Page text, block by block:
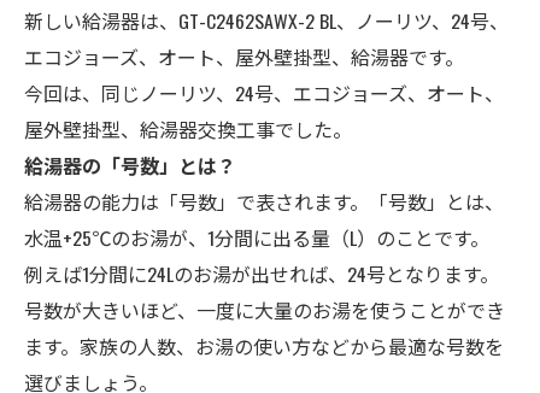
新しい給湯器は、GT-C2462SAWX-2 BL、ノーリツ、24号、
エコジョーズ、オート、 屋外壁掛型、給湯器です。
今回は、同じノーリツ、24号、エコジョーズ、オート、
屋外壁掛型、給湯器交換工事でした。
給湯器の「号数」とは？
給湯器の能力は「号数」で表されます。「号数」とは、
水温+25℃のお湯が、1分間に出る量（L）のことです。
例えば1分間に24Lのお湯が出せれば、24号となります。
号数が大きいほど、一度に大量のお湯を使うことができ
ます。家族の人数、お湯の使い方などから最適な号数を
選びましょう。